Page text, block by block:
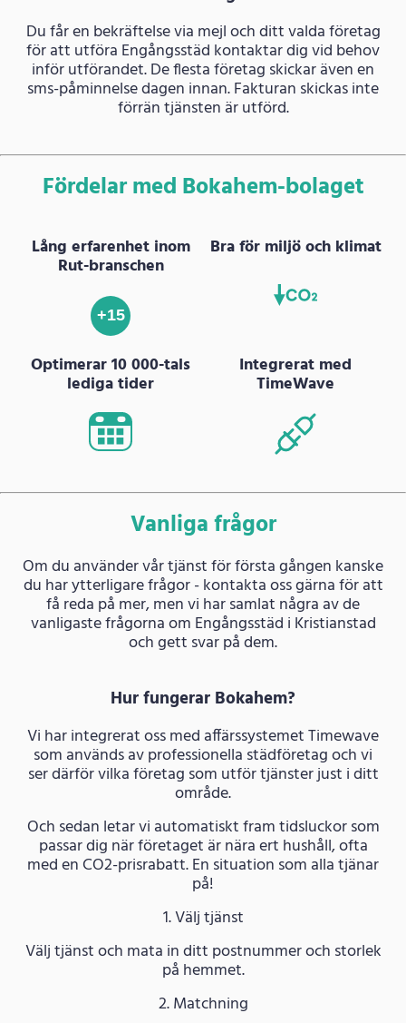
Du får en bekräftelse via mejl och ditt valda företag
för att utföra Engångsstäd kontaktar dig vid behov
inför utförandet. De flesta företag skickar även en
sms-påminnelse dagen innan. Fakturan skickas inte
förrän tjänsten är utförd.
Fördelar med Bokahem-bolaget
Lång erfarenhet inom
Rut-branschen
+15
Bra för miljö och klimat
Optimerar 10 000-tals
lediga tider
Integrerat med
TimeWave
Vanliga frågor
Om du använder vår tjänst för första gången kanske
du har ytterligare frågor - kontakta oss gärna för att
få reda på mer, men vi har samlat några av de
vanligaste frågorna om Engångsstäd i Kristianstad
och gett svar på dem.
Hur fungerar Bokahem?
Vi har integrerat oss med affärssystemet Timewave
som används av professionella städföretag och vi
ser därför vilka företag som utför tjänster just i ditt
område.
Och sedan letar vi automatiskt fram tidsluckor som
passar dig när företaget är nära ert hushåll, ofta
med en CO2-prisrabatt. En situation som alla tjänar
på!
1. Välj tjänst
Välj tjänst och mata in ditt postnummer och storlek
på hemmet.
2. Matchning